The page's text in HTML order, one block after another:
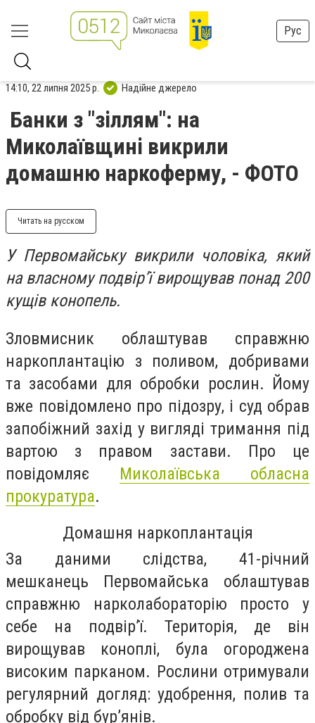
Рус
14:10, 22 липня 2025 р. Надійне джерело
Банки з "зіллям": на
Миколаївщині викрили
домашню наркоферму, - ФОТО
Читать на русском
У Первомайську викрили чоловіка, який
на власному подвір’ї вирощував понад 200
кущів конопель.
Зловмисник облаштував справжню
наркоплантацію з поливом, добривами
та засобами для обробки рослин. Йому
вже повідомлено про підозру, і суд обрав
запобіжний захід у вигляді тримання під
вартою з правом застави. Про це
повідомляє Миколаївська обласна
прокуратура.
Домашня наркоплантація
За даними слідства, 41-річний
мешканець Первомайська облаштував
справжню нарколабораторію просто у
себе на подвір’ї. Територія, де він
вирощував коноплі, була огороджена
високим парканом. Рослини отримували
регулярний догляд: удобрення, полив та
обробку від бур’янів.